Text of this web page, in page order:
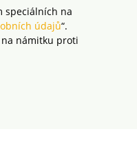
čištění.
speciálních na
údajů“.
námitku proti